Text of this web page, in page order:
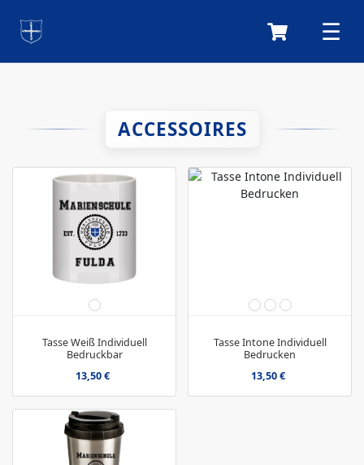
ACCESSOIRES
Tasse Weiß Individuell
Bedruckbar
13,50 €
Tasse Intone Individuell
Bedrucken
13,50 €